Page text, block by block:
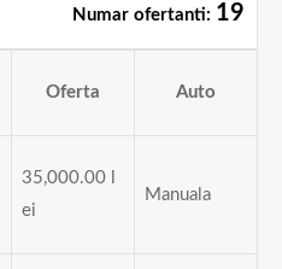
Numar ofertanti: 19
Oferta Auto
35,000.00
ei
Manuala